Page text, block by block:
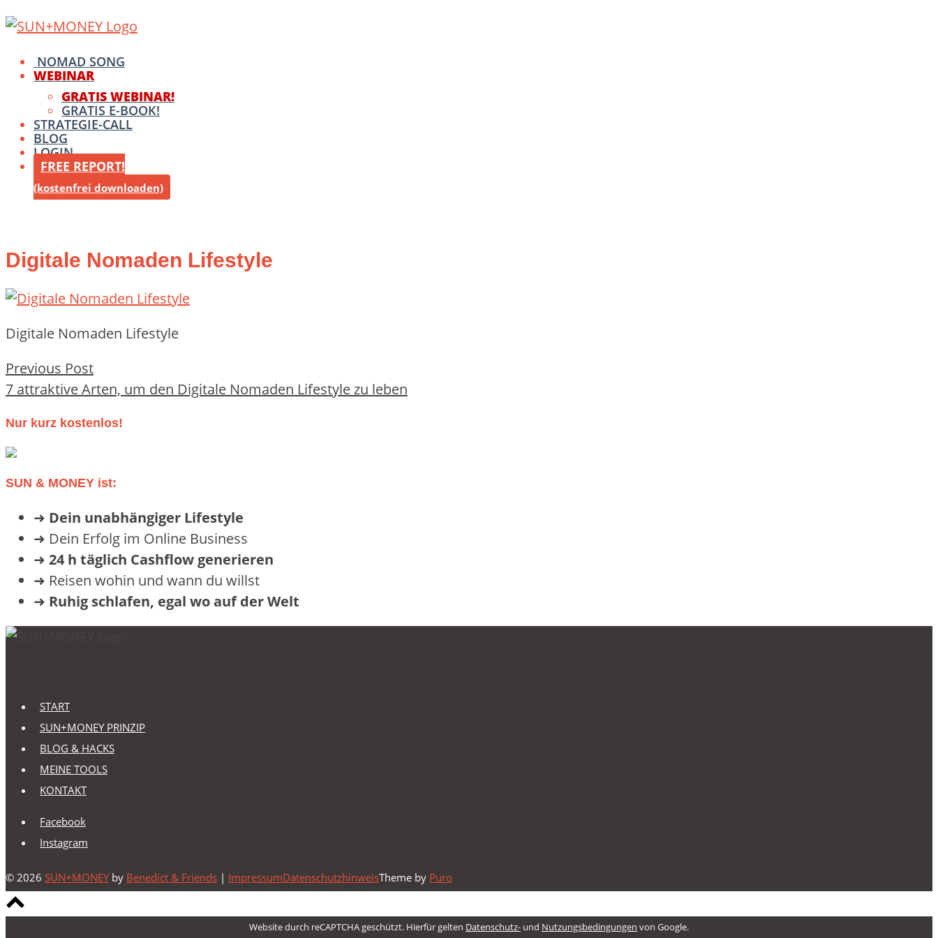
Skip
to
content
Home
MenuNOMAD SONG
WEBINAR
GRATIS WEBINAR!
GRATIS E-BOOK!
STRATEGIE-CALL
BLOG
LOGIN
FREE REPORT!
(kostenfrei downloaden)
Digitale Nomaden Lifestyle
Digitale Nomaden Lifestyle
Beitragsnavigation
Previous Post
7 attraktive Arten, um den Digitale Nomaden Lifestyle zu leben
Nur kurz kostenlos!
SUN & MONEY ist:
➜ Dein unabhängiger Lifestyle
➜ Dein Erfolg im Online Business
➜ 24 h täglich Cashflow generieren
➜ Reisen wohin und wann du willst
➜ Ruhig schlafen, egal wo auf der Welt
START
SUN+MONEY PRINZIP
BLOG & HACKS
MEINE TOOLS
KONTAKT
Facebook
Instagram
© 2026 SUN+MONEYby Benedict & Friends | ImpressumDatenschutzhinweisTheme by Puro
Scroll
to
Website durch reCAPTCHA geschützt. Hierfür gelten Datenschutz- und Nutzungsbedingungen von Google.